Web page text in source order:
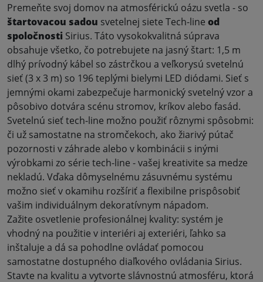
Premeňte svoj domov na atmosférickú oázu svetla - so
štartovacou sadou svetelnej siete Tech-line od
spoločnosti Sirius. Táto vysokokvalitná súprava
obsahuje všetko, čo potrebujete na jasný štart: 1,5 m
dlhý prívodný kábel so zástrčkou a veľkorysú svetelnú
sieť (3 x 3 m) so 196 teplými bielymi LED diódami. Sieť s
jemnými okami zabezpečuje harmonický svetelný vzor a
pôsobivo dotvára scénu stromov, kríkov alebo fasád.
Svetelnú sieť tech-line možno použiť rôznymi spôsobmi:
či už samostatne na stromčekoch, ako žiarivý pútač
pozornosti v záhrade alebo v kombinácii s inými
výrobkami zo série tech-line - vašej kreativite sa medze
nekladú. Vďaka dômyselnému zásuvnému systému
možno sieť v okamihu rozšíriť a flexibilne prispôsobiť
vašim individuálnym dekoratívnym nápadom.
Zažite osvetlenie profesionálnej kvality: systém je
vhodný na použitie v interiéri aj exteriéri, ľahko sa
inštaluje a dá sa pohodlne ovládať pomocou
samostatne dostupného diaľkového ovládania Sirius.
Stavte na kvalitu a vytvorte slávnostnú atmosféru, ktorá